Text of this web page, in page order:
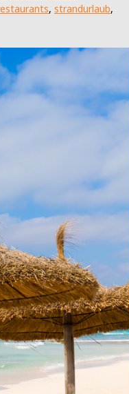
, strandurlaub,